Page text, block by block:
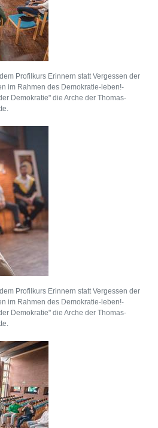
Profilkurs Erinnern statt Vergessen der
im Rahmen des Demokratie-leben!-
Demokratie" die Arche der Thomas-
Profilkurs Erinnern statt Vergessen der
im Rahmen des Demokratie-leben!-
Demokratie" die Arche der Thomas-